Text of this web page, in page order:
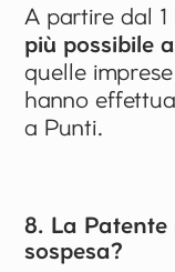
A partire dal
più possibile
quelle
hanno
a Punti.
8. La Patente
sospesa?